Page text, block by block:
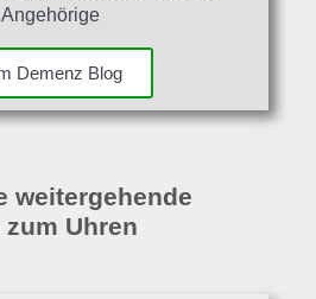
Angehörige
Demenz Blog
weitergehende
Uhren